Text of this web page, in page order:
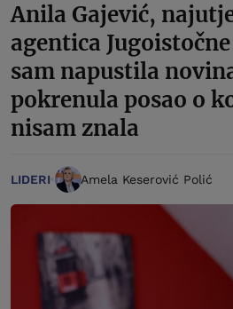
Anila Gajević,
agentica
sam napustila
pokrenula posao o
nisam znala
LIDERI Amela Keserović Polić